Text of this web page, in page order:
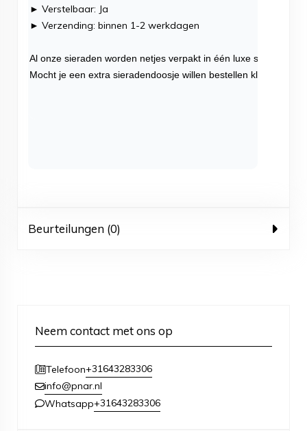
► Verstelbaar: Ja
► Verzending: binnen 1-2 werkdagen
Al onze sieraden worden netjes verpakt in één luxe
Mocht je een extra sieradendoosje willen bestellen klik dan
Beurteilungen (0)
Neem contact met ons op
Telefoon+31643283306
info@pnar.nl
Whatsapp+31643283306